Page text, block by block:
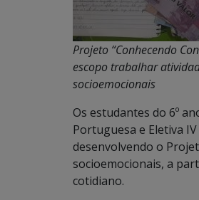
Projeto “Conhecendo
escopo trabalhar
socioemocionais
Os estudantes do 6º
Portuguesa e Eletiva
desenvolvendo o
socioemocionais, a
cotidiano.